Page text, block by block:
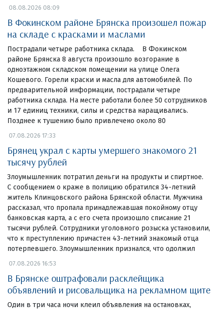
08.08.2026 08:09
В Фокинском районе Брянска произошел пожар
на складе с красками и маслами
Пострадали четыре работника склада. В Фокинском
районе Брянска 8 августа произошло возгорание в
одноэтажном складском помещении на улице Олега
Кошевого. Горели краски и масла для автомобилей. По
предварительной информации, пострадали четыре
работника склада. На месте работали более 50 сотрудников
и 17 единиц техники, силы и средства наращивались.
Позднее к тушению было привлечено около 80
07.08.2026 17:33
Брянец украл с карты умершего знакомого 21
тысячу рублей
Злоумышленник потратил деньги на продукты и спиртное.
С сообщением о краже в полицию обратился 34-летний
житель Клинцовского района Брянской области. Мужчина
рассказал, что пропала принадлежавшая покойному отцу
банковская карта, а с его счета произошло списание 21
тысячи рублей. Сотрудники уголовного розыска установили,
что к преступлению причастен 43-летний знакомый отца
потерпевшего. Злоумышленник признался, что одолжил
07.08.2026 16:53
В Брянске оштрафовали расклейщика
объявлений и рисовальщика на рекламном щите
Один в три часа ночи клеил объявления на остановках,